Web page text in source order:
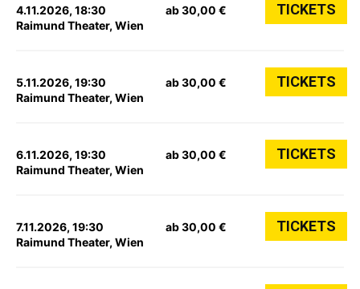
4.11.2026, 18:30
Raimund Theater, Wien
ab 30,00 € TICKETS
5.11.2026, 19:30
Raimund Theater, Wien
ab 30,00 € TICKETS
6.11.2026, 19:30
Raimund Theater, Wien
ab 30,00 € TICKETS
7.11.2026, 19:30
Raimund Theater, Wien
ab 30,00 € TICKETS